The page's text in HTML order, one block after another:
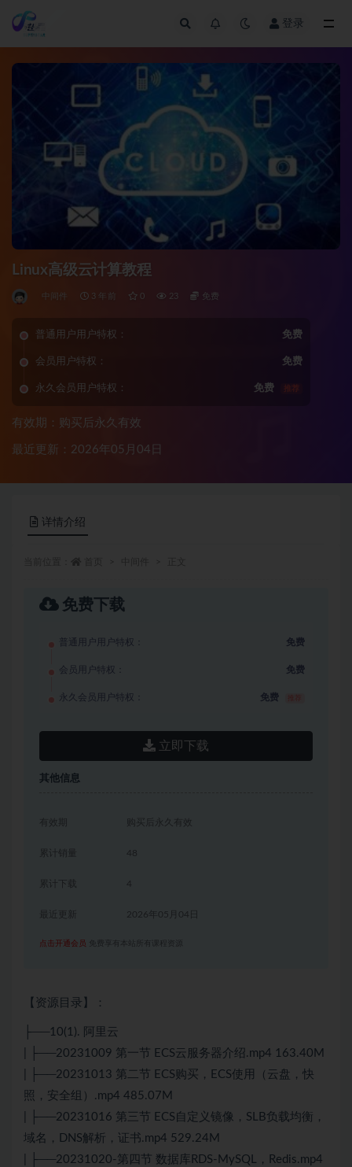
登录
Linux高级云计算教程
中间件 3 年前 0 23 免费
普通用户用户特权： 免费
会员用户特权： 免费
永久会员用户特权： 免费 推荐
有效期：购买后永久有效
最近更新：2026年05月04日
详情介绍
免费下载
普通用户用户特权： 免费
会员用户特权： 免费
永久会员用户特权： 免费
立即下载
其他信息
有效期 购买后永久有效
累计销量 48
累计下载
2026年05月04日
点击开通会员 免费享有本站所有课程资源
【资源目录】：
├──10(1). 阿里云
| ├──20231009 第一节 ECS云服务器介绍.mp4 163.40M
| ├──20231013 第二节 ECS购买，ECS使用（云盘，快
照，安全组）.mp4 485.07M
| ├──20231016 第三节 ECS自定义镜像，SLB负载均衡，
域名，DNS解析，证书.mp4 529.24M
| ├──20231020-第四节 数据库RDS-MySQL，Redis.mp4